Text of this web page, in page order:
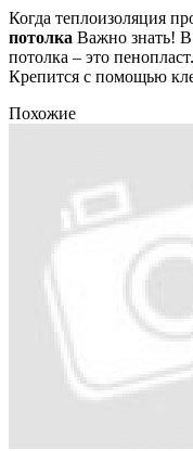
Когда теплоизоляция
потолка Важно знать! В
потолка – это
Крепится с помощью
Похожие